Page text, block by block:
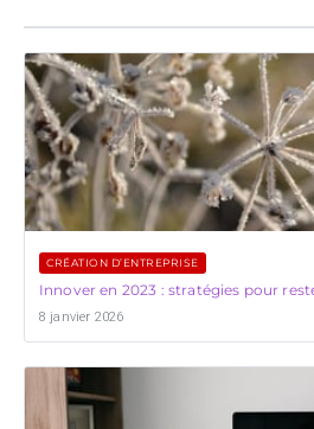
CRÉATION D’ENTREPRISE
Innover en 2023 : stratégies pour
8 janvier 2026